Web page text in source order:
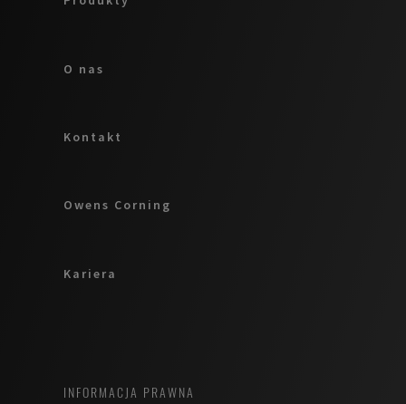
O nas
Kontakt
Owens Corning
Kariera
INFORMACJA PRAWNA